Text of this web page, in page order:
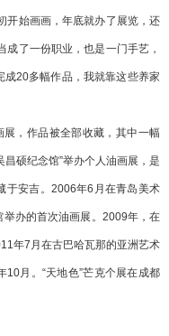
开始画画，年底就办了展览，还
了一份职业，也是一门手艺，
20多幅作品，我就靠这些养家
，作品被全部收藏，其中一幅
昌硕纪念馆”举办个人油画展，是
于安吉。2006年6月在青岛美术
办的首次油画展。2009年，在
年7月在古巴哈瓦那的亚洲艺术
10月。“天地色”芒克个展在成都